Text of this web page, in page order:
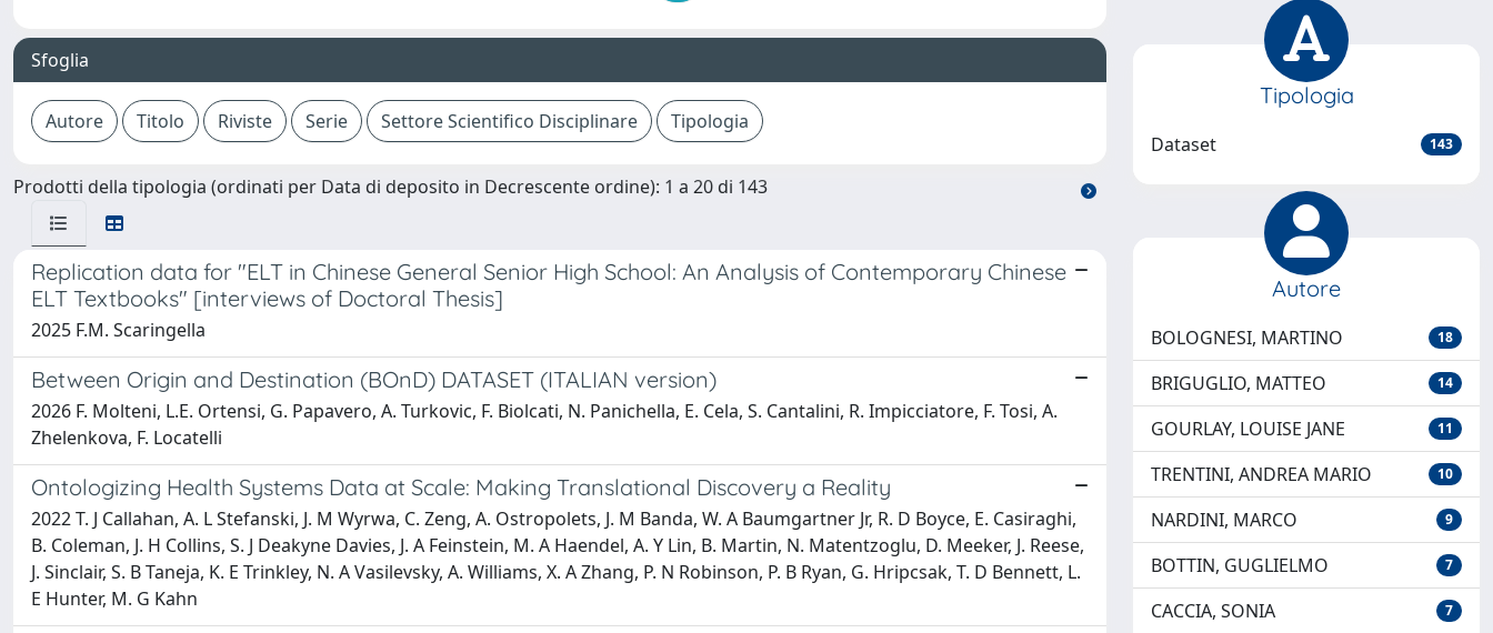
Sfoglia
Prodotti della tipologia (ordinati per Data di deposito in Decrescente ordine): 1 a 20 di 143
Replication data for "ELT in Chinese General Senior High School: An Analysis of Contemporary Chinese
ELT Textbooks" [interviews of Doctoral Thesis]
2025 F.M. Scaringella
Between Origin and Destination (BOnD) DATASET (ITALIAN version)
2026 F. Molteni, L.E. Ortensi, G. Papavero, A. Turkovic, F. Biolcati, N. Panichella, E. Cela, S. Cantalini, R. Impicciatore, F. Tosi, A.
Zhelenkova, F. Locatelli
Ontologizing Health Systems Data at Scale: Making Translational Discovery a Reality
2022 T. J Callahan, A. L Stefanski, J. M Wyrwa, C. Zeng, A. Ostropolets, J. M Banda, W. A Baumgartner Jr, R. D Boyce, E. Casiraghi,
B. Coleman, J. H Collins, S. J Deakyne Davies, J. A Feinstein, M. A Haendel, A. Y Lin, B. Martin, N. Matentzoglu, D. Meeker, J. Reese,
J. Sinclair, S. B Taneja, K. E Trinkley, N. A Vasilevsky, A. Williams, X. A Zhang, P. N Robinson, P. B Ryan, G. Hripcsak, T. D Bennett, L.
E Hunter, M. G Kahn
Tipologia
Dataset 143
Autore
BOLOGNESI, MARTINO 18
BRIGUGLIO, MATTEO 14
GOURLAY, LOUISE JANE 11
TRENTINI, ANDREA MARIO 10
NARDINI, MARCO 9
BOTTIN, GUGLIELMO 7
CACCIA, SONIA 7